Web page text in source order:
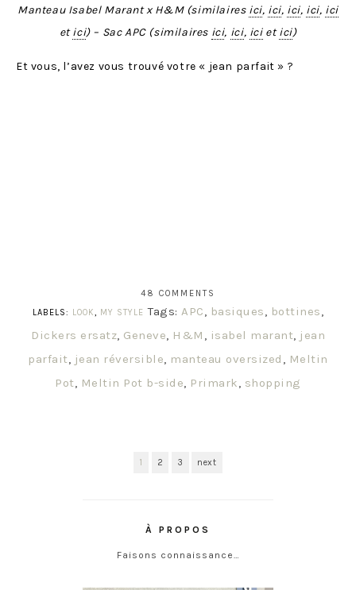
Manteau Isabel Marant x H&M (similaires ici, ici, ici, ici, ici
etici) – Sac APC (similaires ici, ici, icietici)
Et vous, l’avez vous trouvé votre « jean parfait » ?
48 COMMENTS
LABELS: LOOK, MY STYLE Tags: APC, basiques, bottines,
Dickers ersatz, Geneve, H&M , isabel marant, jean
parfait, jean réversible, manteau oversized , Meltin
Pot, Meltin Pot b-side, Primark, shopping
1 2 3 next
À PROPOS
Faisons connaissance…